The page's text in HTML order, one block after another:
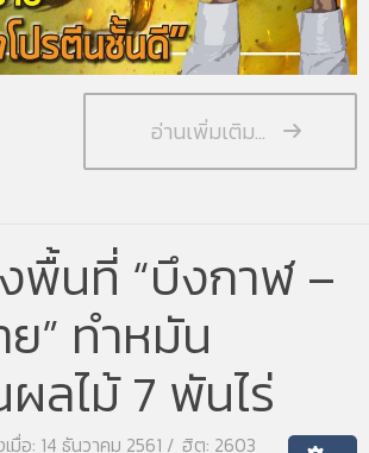
อ่านเพิ่มเติม...
พื้นที่ “บึงกาฬ –
” ทำหมัน
ลไม้ 7 พันไร่
มื่อ: 14 ธันวาคม 2561 ฮิต: 2603